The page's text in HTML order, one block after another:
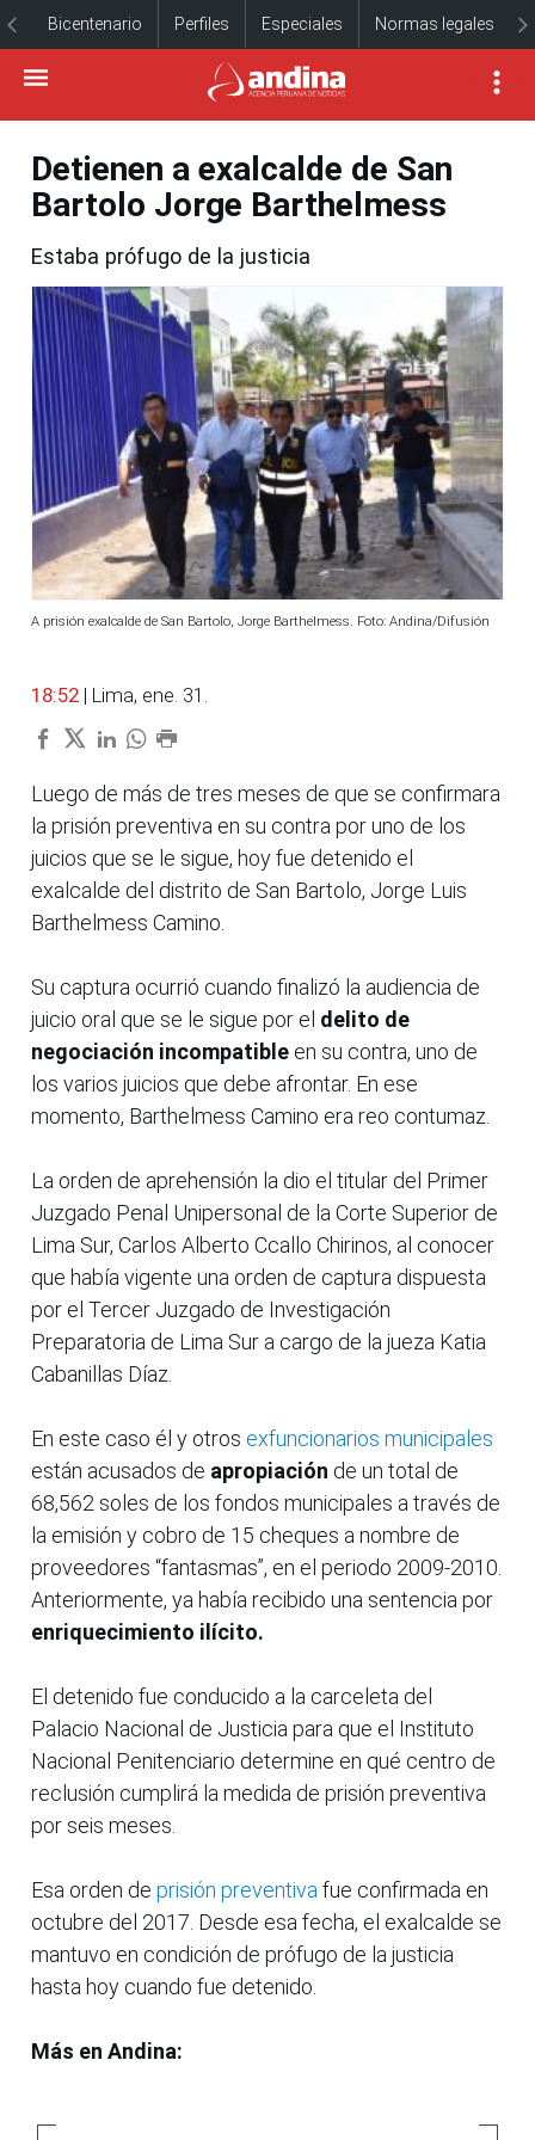
Bicentenario Perfiles Especiales Normas legales
Detienen a exalcalde de San
Bartolo Jorge Barthelmess
Estaba prófugo de la justicia
A prisión exalcalde de San Bartolo, Jorge Barthelmess. Foto: Andina/Difusión
18:52 | Lima, ene. 31.
Luego de más de tres meses de que se confirmara
la prisión preventiva en su contra por uno de los
juicios que se le sigue, hoy fue detenido el
exalcalde del distrito de San Bartolo, Jorge Luis
Barthelmess Camino.
Su captura ocurrió cuando finalizó la audiencia de
juicio oral que se le sigue por el delito de
negociación incompatible en su contra, uno de
los varios juicios que debe afrontar. En ese
momento, Barthelmess Camino era reo contumaz.
La orden de aprehensión la dio el titular del Primer
Juzgado Penal Unipersonal de la Corte Superior de
Lima Sur, Carlos Alberto Ccallo Chirinos, al conocer
que había vigente una orden de captura dispuesta
por el Tercer Juzgado de Investigación
Preparatoria de Lima Sur a cargo de la jueza Katia
Cabanillas Díaz.
En este caso él y otros exfuncionarios municipales
están acusados de apropiación de un total de
68,562 soles de los fondos municipales a través de
la emisión y cobro de 15 cheques a nombre de
proveedores “fantasmas”, en el periodo 2009-2010.
Anteriormente, ya había recibido una sentencia por
enriquecimiento ilícito.
El detenido fue conducido a la carceleta del
Palacio Nacional de Justicia para que el Instituto
Nacional Penitenciario determine en qué centro de
reclusión cumplirá la medida de prisión preventiva
por seis meses.
Esa orden de prisión preventiva fue confirmada en
octubre del 2017. Desde esa fecha, el exalcalde se
mantuvo en condición de prófugo de la justicia
hasta hoy cuando fue detenido.
Más en Andina: